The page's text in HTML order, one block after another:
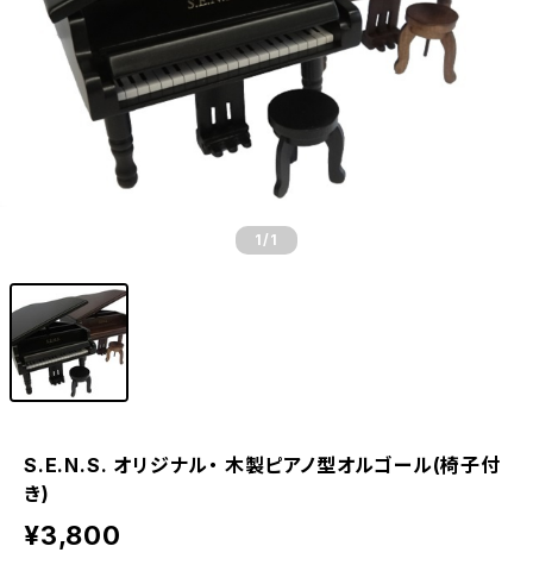
1 /1
S.E.N.S. オリジナル・ 木製ピアノ型オルゴール(椅子付
き)
¥3,800